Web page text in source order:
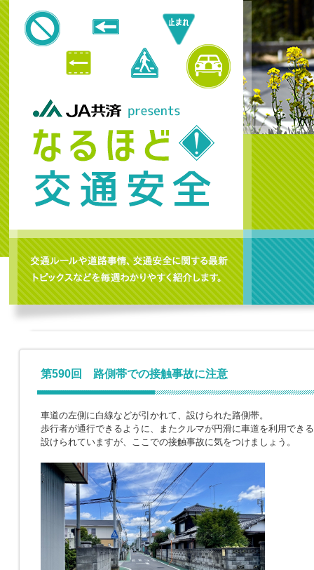
第590回 路側帯での接触事故に注意
車道の左側に白線などが引かれて、設けられた路側帯。
歩行者が通行できるように、またクルマが円滑に車道を利用でき
設けられていますが、ここでの接触事故に気をつけましょう。